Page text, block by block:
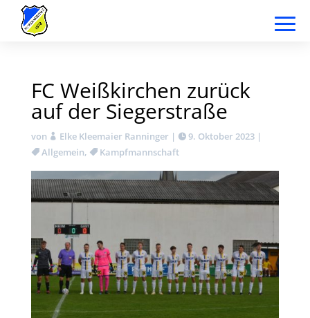
FC Weißkirchen zurück
auf der Siegerstraße
von Elke Kleemaier Ranninger | 9. Oktober 2023|
Allgemein, Kampfmannschaft